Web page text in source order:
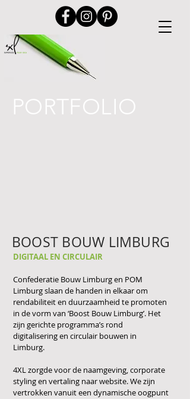
PORTFOLIO
BOOST BOUW LIMBURG
DIGITAAL EN CIRCULAIR
Confederatie Bouw Limburg en POM
Limburg slaan de handen in elkaar om
rendabiliteit en duurzaamheid te promoten
in de vorm van ‘Boost Bouw Limburg’. Het
zijn gerichte programma’s rond
digitalisering en circulair bouwen in
Limburg.
4XL zorgde voor de naamgeving, corporate
styling en vertaling naar website. We zijn
vertrokken vanuit een dynamische oogpunt